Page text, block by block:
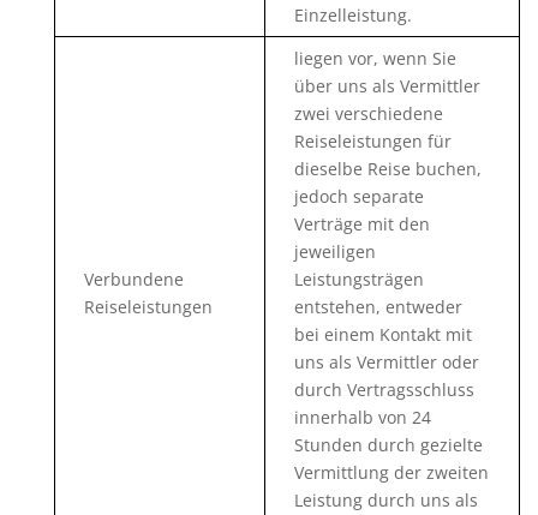
Einzelleistung.
Verbundene
Reiseleistungen
liegen vor, wenn Sie
über uns als Vermittler
zwei verschiedene
Reiseleistungen für
dieselbe Reise buchen,
jedoch separate
Verträge mit den
jeweiligen
Leistungsträgen
entstehen, entweder
bei einem Kontakt mit
uns als Vermittler oder
durch Vertragsschluss
innerhalb von 24
Stunden durch gezielte
Vermittlung der zweiten
Leistung durch uns als